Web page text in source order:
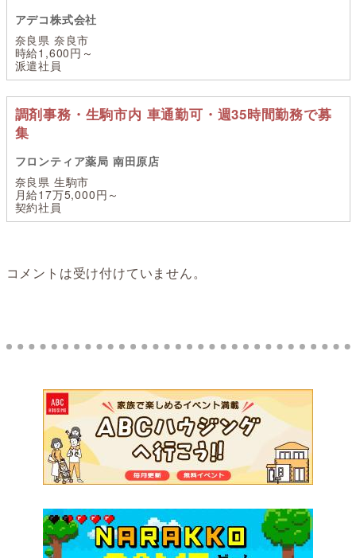
アデコ株式会社
奈良県 奈良市
時給1,600円～
派遣社員
調剤事務・生駒市内 車通勤可・週35時間勤務で募
集
フロンティア薬局 南田原店
奈良県 生駒市
月給17万5,000円～
契約社員
コメントは受け付けていません。